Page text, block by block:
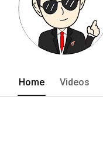
Home Videos